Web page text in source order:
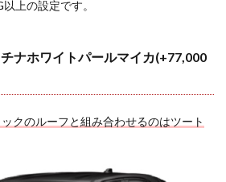
上の設定です。
ナホワイトパールマイカ(+77,000
クのルーフと組み合わせるのはツート